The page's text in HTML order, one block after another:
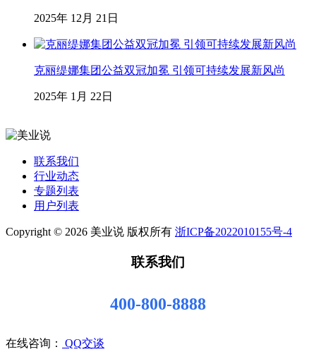
2025年 12月 21日
克丽缇娜集团公益双冠加冕 引领可持续发展新风尚
2025年 1月 22日
联系我们
行业动态
专题列表
用户列表
Copyright © 2026 美业说 版权所有 浙ICP备2022010155号-4
联系我们
400-800-8888
在线咨询： QQ交谈